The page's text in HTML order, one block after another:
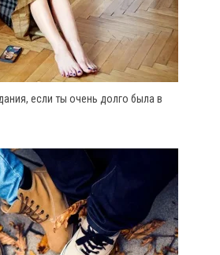
если ты очень долго была в